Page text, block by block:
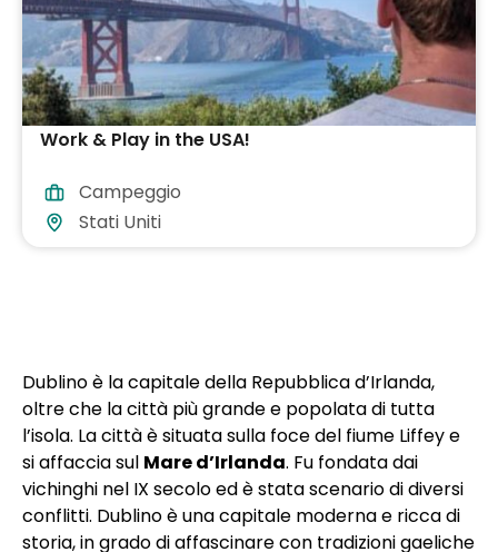
Work & Play in the USA!
Campeggio
Stati Uniti
Dublino è la capitale della Repubblica d’Irlanda,
oltre che la città più grande e popolata di tutta
l’isola. La città è situata sulla foce del fiume Liffey e
si affaccia sul Mare d’Irlanda. Fu fondata dai
vichinghi nel IX secolo ed è stata scenario di diversi
conflitti. Dublino è una capitale moderna e ricca di
storia, in grado di affascinare con tradizioni gaeliche